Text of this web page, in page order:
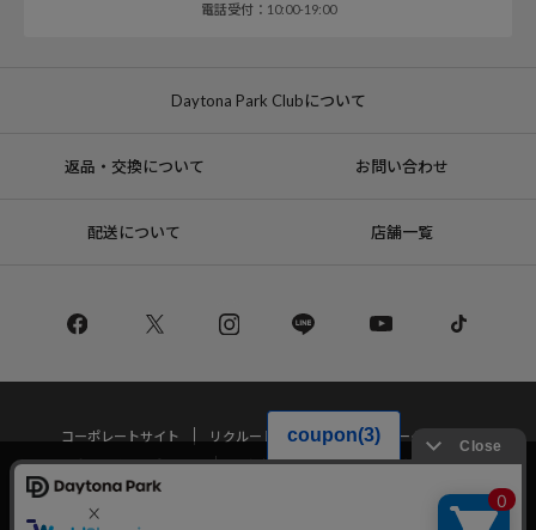
電話受付：10:00-19:00
Daytona Park Clubについて
返品・交換について お問い合わせ
配送について 店舗一覧
コーポレートサイト リクルート
サステナブルマークについて
プライバシーポリシー
特定商取引法・古物営業法に基づく表記
当サイトでは利用体験の向上およびコンテンツの最適な提供、トラフィック
の分析を目的としてCookieを使用しています。